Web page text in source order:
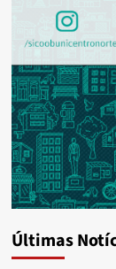
Últimas